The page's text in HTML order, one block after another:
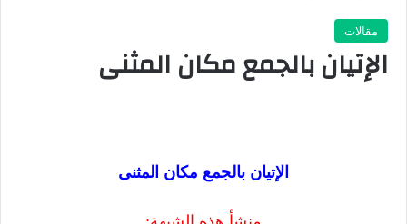
مقالات
الإتيان بالجمع مكان المثنى
الإتيان بالجمع مكان المثنى